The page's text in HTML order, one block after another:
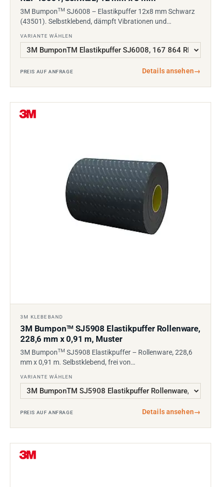
3M BumponTM SJ6008 – Elastikpuffer 12x8 mm Schwarz
(43501). Selbstklebend, dämpft Vibrationen und…
VARIANTE WÄHLEN
PREIS AUF ANFRAGE Details ansehen→
3M KLEBEBAND
3M BumponTM SJ5908 Elastikpuffer Rollenware,
228,6 mm x 0,91 m, Muster
3M BumponTM SJ5908 Elastikpuffer – Rollenware, 228,6
mm x 0,91 m. Selbstklebend, frei von…
VARIANTE WÄHLEN
PREIS AUF ANFRAGE Details ansehen→